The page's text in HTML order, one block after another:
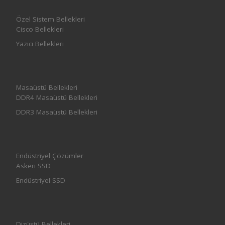
Özel Sistem Bellekleri
Cisco Bellekleri
Yazıcı Bellekleri
Masaüstü Bellekleri
DDR4 Masaüstü Bellekleri
DDR3 Masaüstü Bellekleri
Endüstriyel Çözümler
Askeri SSD
Endüstriyel SSD